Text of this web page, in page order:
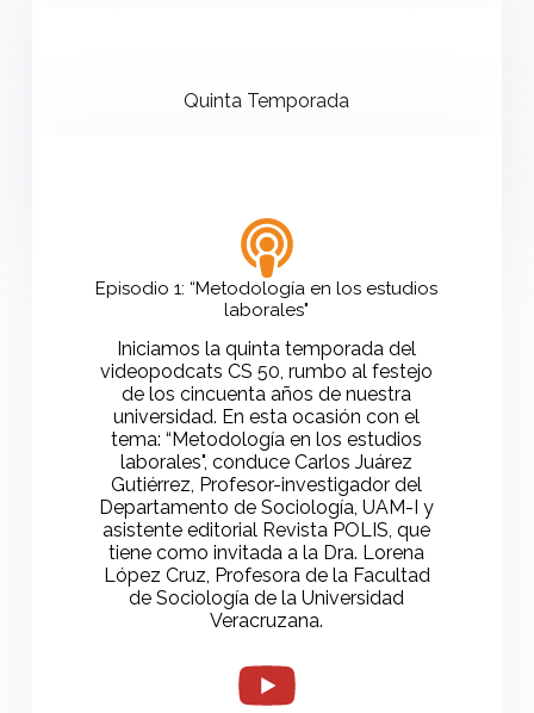
Quinta Temporada
Episodio 1: “Metodología en los estudios
laborales"
Iniciamos la quinta temporada del
videopodcats CS 50, rumbo al festejo
de los cincuenta años de nuestra
universidad. En esta ocasión con el
tema: “Metodología en los estudios
laborales", conduce Carlos Juárez
Gutiérrez, Profesor-investigador del
Departamento de Sociología, UAM-I y
asistente editorial Revista POLIS, que
tiene como invitada a la Dra. Lorena
López Cruz, Profesora de la Facultad
de Sociología de la Universidad
Veracruzana.